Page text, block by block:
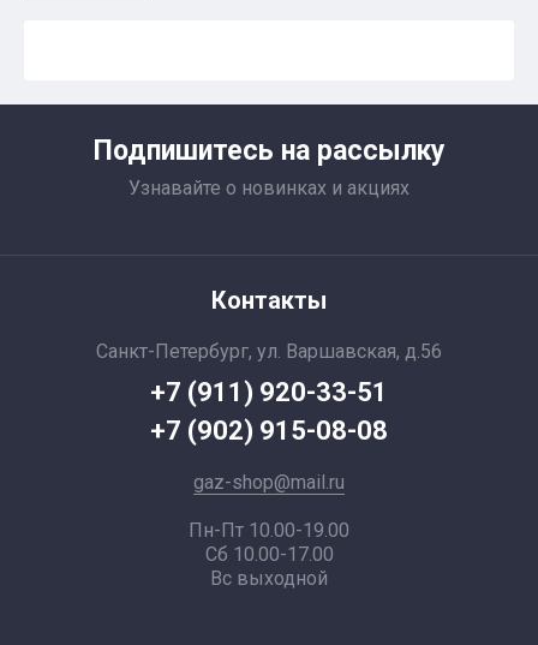
Подпишитесь на рассылку
Узнавайте о новинках и акциях
Контакты
Санкт-Петербург, ул. Варшавская, д.56
+7 (911) 920-33-51
+7 (902) 915-08-08
gaz-shop@mail.ru
Пн-Пт 10.00-19.00
Сб 10.00-17.00
Вс выходной